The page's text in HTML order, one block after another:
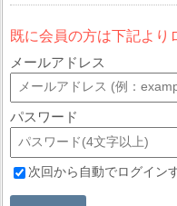
既に会員の方は下記より
メールアドレス
パスワード
次回から自動でログイン